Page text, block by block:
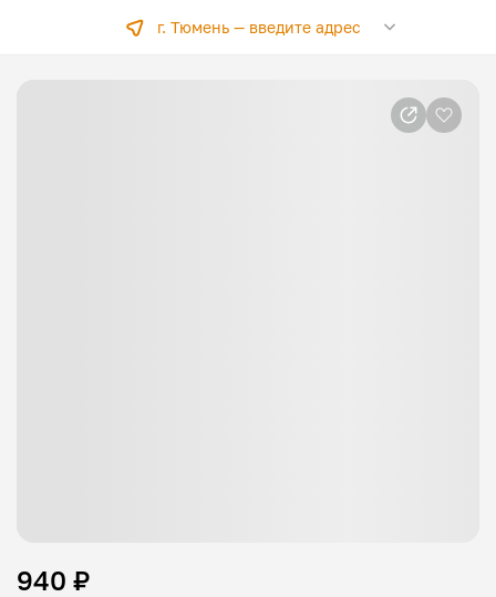
г. Тюмень — введите адрес
940 ₽